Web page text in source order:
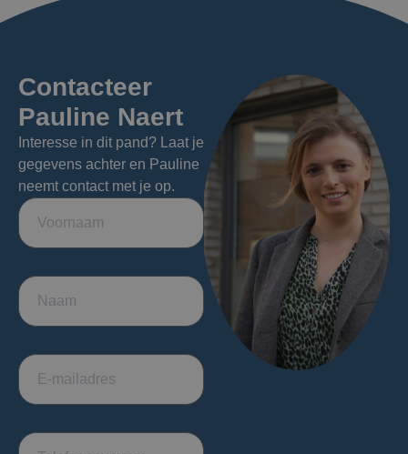
Contacteer
Pauline Naert
Interesse in dit pand? Laat je
gegevens achter en Pauline
neemt contact met je op.